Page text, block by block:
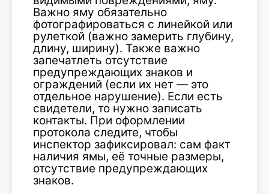
Важно яму обязательно
фотографироваться с линейкой или
рулеткой (важно замерить глубину,
длину, ширину). Также важно
запечатлеть отсутствие
предупреждающих знаков и
ограждений (если их нет — это
отдельное нарушение). Если есть
свидетели, то нужно записать
контакты. При оформлении
протокола следите, чтобы
инспектор зафиксировал: сам факт
наличия ямы, её точные размеры,
отсутствие предупреждающих
знаков.